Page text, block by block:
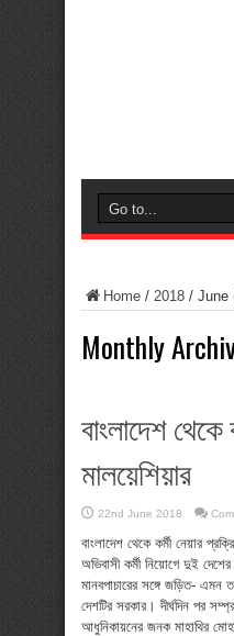
Home / 2018 / June
Monthly
বাংলাদেশ
মালয়েশিয়ার
22nd June 2018
বাংলাদেশ থেকে কর্মী নেয়ার
অভিবাসী কর্মী নিয়োগে দুই
মানবপাচারের সঙ্গে জড়িত-
দেশটির সরকার। দীর্ঘদিন পর
আধুনিকায়নের জনক মাহাথির